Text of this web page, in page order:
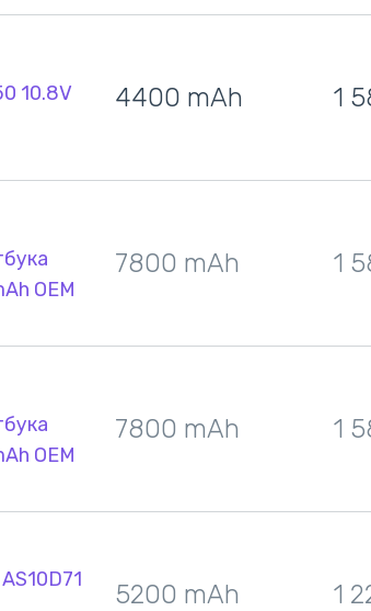
10.8V
4400 mAh 1
OEM
7800 mAh 1
OEM
7800 mAh 1
5200 mAh 1